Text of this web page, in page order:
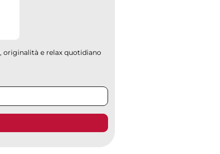
originalità e relax quotidiano